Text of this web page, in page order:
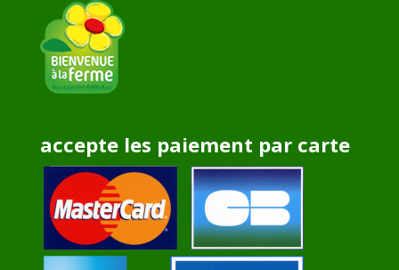
accepte les paiement par carte